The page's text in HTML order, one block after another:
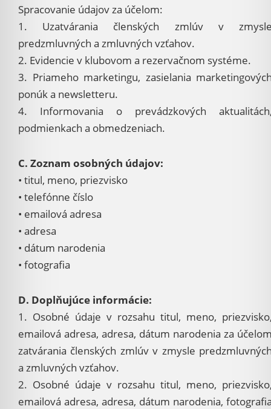
Spracovanie údajov za účelom:
1. Uzatvárania členských zmlúv v
predzmluvných a zmluvných vzťahov.
2. Evidencie v klubovom a rezervačnom systéme.
3. Priameho marketingu, zasielania
ponúk a newsletteru.
4. Informovania o prevádzkových
podmienkach a obmedzeniach.
C. Zoznam osobných údajov:
• titul, meno, priezvisko
• telefónne číslo
• emailová adresa
• adresa
• dátum narodenia
• fotografia
D. Doplňujúce informácie:
1. Osobné údaje v rozsahu titul, meno,
emailová adresa, adresa, dátum narodenia za
zatvárania členských zmlúv v zmysle
a zmluvných vzťahov.
2. Osobné údaje v rozsahu titul, meno,
emailová adresa, adresa, dátum narodenia,